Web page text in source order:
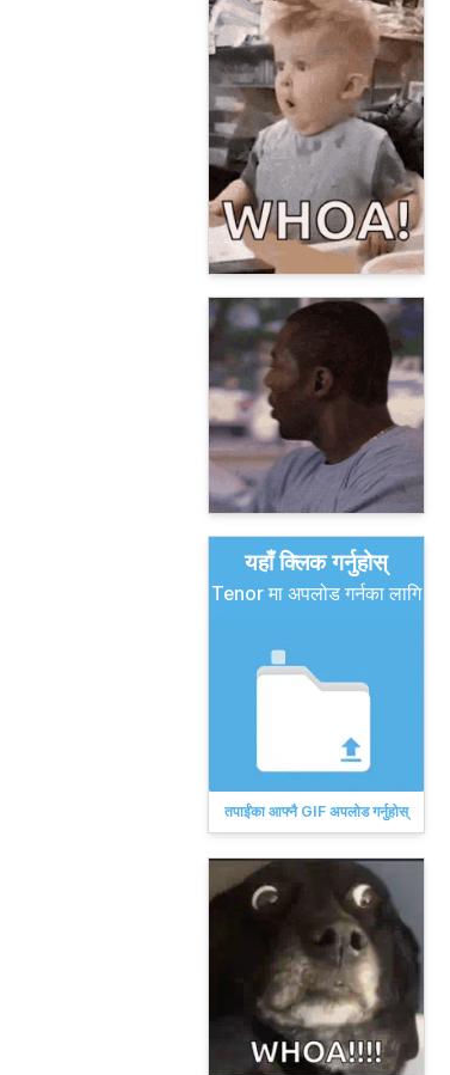
यहाँ क्लिक गर्नुहोस्
Tenor मा अपलोड गर्नका लागि
तपाईंका आफ्नै GIF अपलोड गर्नुहोस्